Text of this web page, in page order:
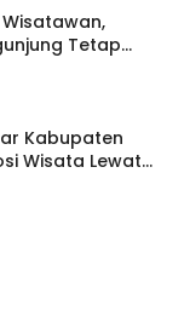
Tetap
Kabupaten
Wisata Lewat